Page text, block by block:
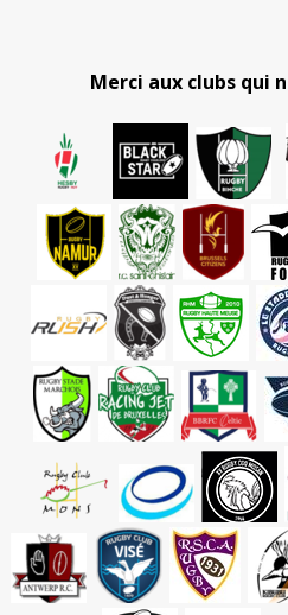
Merci aux clubs qui